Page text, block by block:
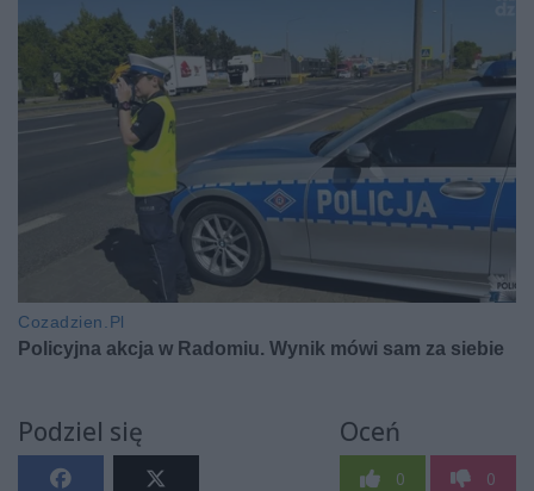
Podziel się Oceń
0 0